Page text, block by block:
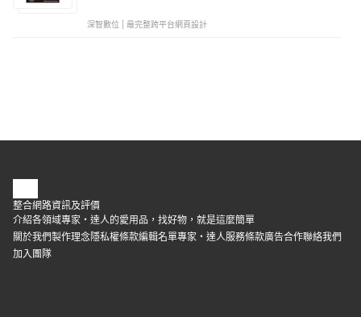
深智數位 | 最完整跨平台網頁設計
整合網路資訊及評價
介紹各領域專家・達人的愛用品，找好物，就是這麼簡單
關於我們製作理念隱私權條款編輯名單專家・達人服務條款廣告合作聯絡我們
加入團隊